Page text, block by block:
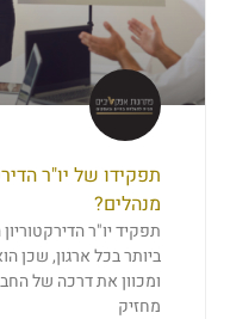
תפקידו של יו"ר
מנהלים?
תפקיד יו"ר
ביותר בכל ארגון, שכן
ומכוון את דרכה של
מחזיק